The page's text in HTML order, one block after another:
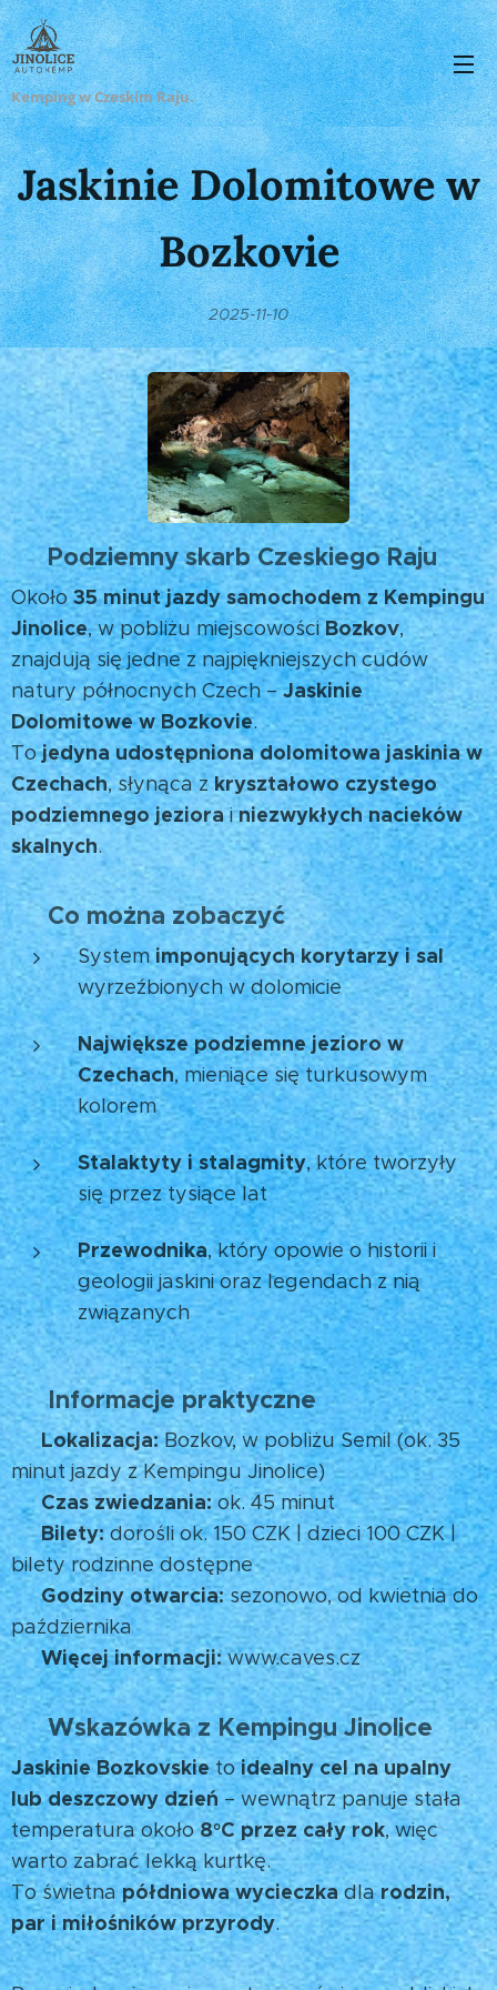
Kemping w Czeskim Raju.
Jaskinie Dolomitowe w
Bozkovie
2025-11-10
🌌Podziemny skarb Czeskiego Raju
Około35 minut jazdy samochodem z Kempingu
Jinolice, w pobliżu miejscowościBozkov,
znajdują się jedne z najpiękniejszych cudów
natury północnych Czech –Jaskinie
Dolomitowe w Bozkovie.
Tojedyna udostępniona dolomitowa jaskinia w
Czechach, słynąca zkryształowo czystego
podziemnego jeziorainiezwykłych nacieków
skalnych. 💧
💎Co można zobaczyć
Systemimponujących korytarzy i sal
wyrzeźbionych w dolomicie
Największe podziemne jezioro w
Czechach, mieniące się turkusowym
kolorem
Stalaktyty i stalagmity, które tworzyły
się przez tysiące lat
Przewodnika, który opowie o historii i
geologii jaskini oraz legendach z nią
związanych
🧭Informacje praktyczne
📍Lokalizacja:Bozkov, w pobliżu Semil (ok. 35
minut jazdy z Kempingu Jinolice)
🕒 Czas zwiedzania:ok. 45 minut
🎟️Bilety:dorośli ok. 150 CZK | dzieci 100 CZK |
bilety rodzinne dostępne
🕓Godziny otwarcia:sezonowo, od kwietnia do
października
🌐 Więcej informacji:www.caves.cz
💡Wskazówka z Kempingu Jinolice
Jaskinie Bozkovskietoidealny cel na upalny
lub deszczowy dzień – wewnątrz panuje stała
temperatura około8°C przez cały rok, więc
warto zabrać lekką kurtkę. 🧥
To świetnapółdniowa wycieczkadlarodzin,
par i miłośników przyrody.